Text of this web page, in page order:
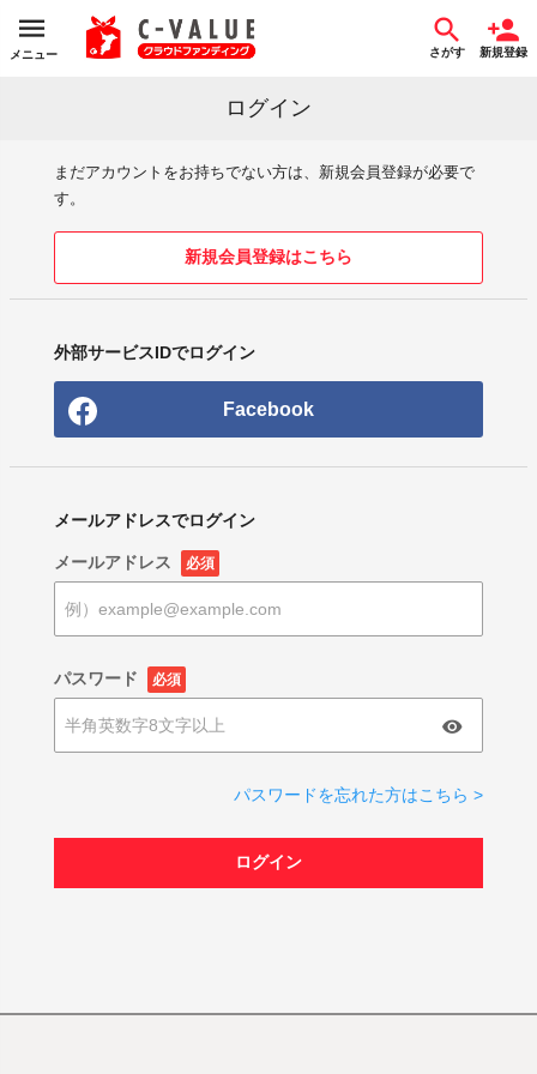
メニュー さがす 新規登録
ログイン
まだアカウントをお持ちでない方は、新規会員登録が必要で
す。
新規会員登録はこちら
外部サービスIDでログイン
Facebook
メールアドレスでログイン
メールアドレス 必須
パスワード 必須
パスワードを忘れた方はこちら >
ログイン